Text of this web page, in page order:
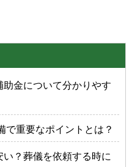
金について分かりやす
で重要なポイントとは？
？葬儀を依頼する時に